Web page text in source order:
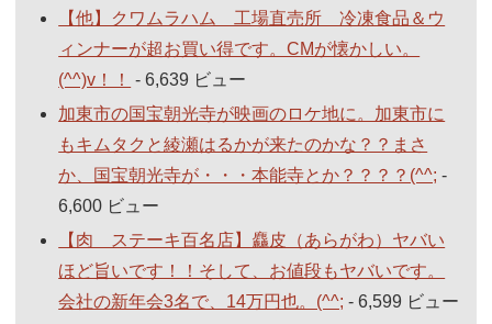
【他】クワムラハム 工場直売所 冷凍食品＆ウ
ィンナーが超お買い得です。CMが懐かしい。
(^^)v！！
- 6,639 ビュー
加東市の国宝朝光寺が映画のロケ地に。加東市に
もキムタクと綾瀬はるかが来たのかな？？まさ
か、国宝朝光寺が・・・本能寺とか？？？？(^^; -
6,600 ビュー
【肉 ステーキ百名店】麤皮（あらがわ）ヤバい
ほど旨いです！！そして、お値段もヤバいです。
会社の新年会3名で、14万円也。(^^; - 6,599 ビュー